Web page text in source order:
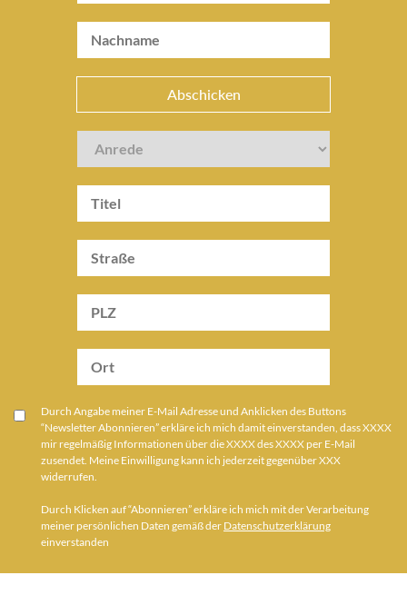
Durch Angabe meiner E-Mail Adresse und Anklicken des Buttons
“Newsletter Abonnieren” erkläre ich mich damit einverstanden, dass XXXX
mir regelmäßig Informationen über die XXXX des XXXX per E-Mail
zusendet. Meine Einwilligung kann ich jederzeit gegenüber XXX
widerrufen.
Durch Klicken auf “Abonnieren” erkläre ich mich mit der Verarbeitung
meiner persönlichen Daten gemäß der Datenschutzerklärung
einverstanden
Abschicken